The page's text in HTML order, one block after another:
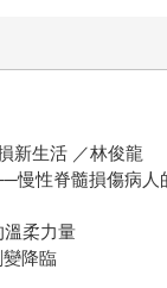
新生活 ／林俊龍
慢性脊髓損傷病人
柔力量
降臨